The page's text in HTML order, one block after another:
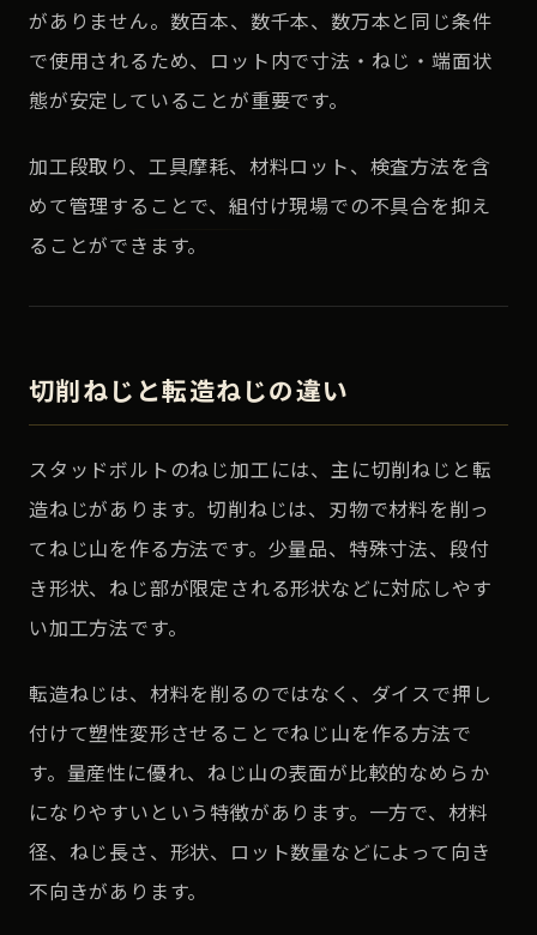
がありません。数百本、数千本、数万本と同じ条件
で使用されるため、ロット内で寸法・ねじ・端面状
態が安定していることが重要です。
加工段取り、工具摩耗、材料ロット、検査方法を含
めて管理することで、組付け現場での不具合を抑え
ることができます。
切削ねじと転造ねじの違い
スタッドボルトのねじ加工には、主に切削ねじと転
造ねじがあります。切削ねじは、刃物で材料を削っ
てねじ山を作る方法です。少量品、特殊寸法、段付
き形状、ねじ部が限定される形状などに対応しやす
い加工方法です。
転造ねじは、材料を削るのではなく、ダイスで押し
付けて塑性変形させることでねじ山を作る方法で
す。量産性に優れ、ねじ山の表面が比較的なめらか
になりやすいという特徴があります。一方で、材料
径、ねじ長さ、形状、ロット数量などによって向き
不向きがあります。